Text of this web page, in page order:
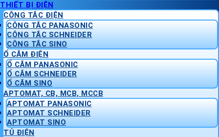
THIẾT BỊ ĐIỆN
CÔNG TẮC ĐIỆN
CÔNG TẮC PANASONIC
CÔNG TẮC SCHNEIDER
CÔNG TẮC SINO
Ổ CẮM ĐIỆN
Ổ CẮM PANASONIC
Ổ CẮM SCHNEIDER
Ổ CẮM SINO
APTOMAT, CB, MCB, MCCB
APTOMAT PANASONIC
APTOMAT SCHNEIDER
APTOMAT SINO
TỦ ĐIỆN